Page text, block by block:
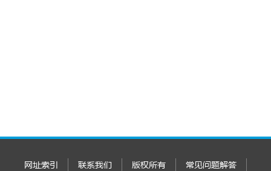
网址索引 联系我们 版权所有 常见问题解答